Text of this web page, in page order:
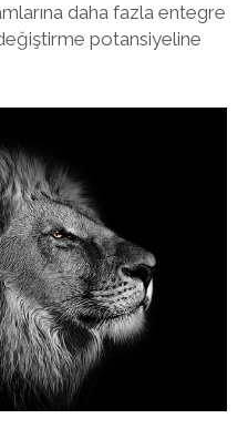
daha fazla entegre
potansiyeline